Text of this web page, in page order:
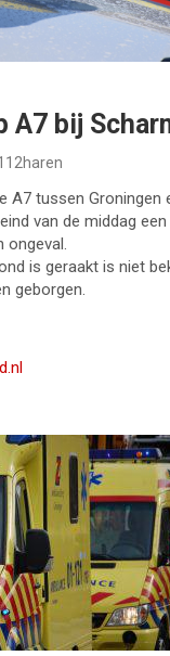
A7 bij
A7 tussen Groningen
van de middag
ongeval.
is geraakt is niet
geborgen.